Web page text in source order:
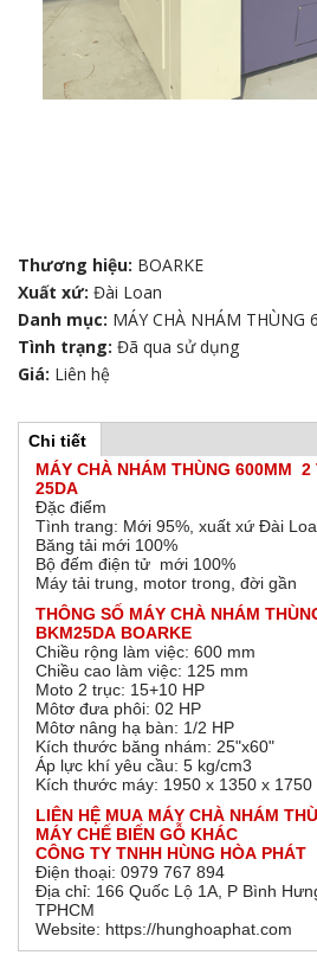
Thương hiệu: BOARKE
Xuất xứ: Đài Loan
Danh mục: MÁY CHÀ NHÁM THÙNG
Tình trạng: Đã qua sử dụng
Giá: Liên hệ
H
o
o
n
a
G
Chi tiết
t
a
b
h
o
ạ
t
đ
ộ
n
g
)
MÁY CHÀ NHÁM THÙNG 600MM 2
25DA
Đặc điểm
Tình trang: Mới 95%, xuất xứ Đài
Băng tải mới 100%
Bộ đếm điện tử mới 100%
Máy tải trung, motor trong, đời gần
THÔNG SỐ MÁY CHÀ NHÁM
BKM25DA BOARKE
Chiều rộng làm việc: 600 mm
Chiều cao làm việc: 125 mm
Moto 2 trục: 15+10 HP
Môtơ đưa phôi: 02 HP
Môtơ nâng hạ bàn: 1/2 HP
Kích thước băng nhám: 25"x60"
Áp lực khí yêu cầu: 5 kg/cm3
Kích thước máy: 1950 x 1350 x 1750
LIÊN HỆ MUA MÁY CHÀ NHÁM
MÁY CHẾ BIẾN GỖ KHÁC
CÔNG TY TNHH HÙNG HÒA PHÁT
Điện thoại: 0979 767 894
Địa chỉ: 166 Quốc Lộ 1A, P Bình
TPHCM
Website: https://hunghoaphat.com